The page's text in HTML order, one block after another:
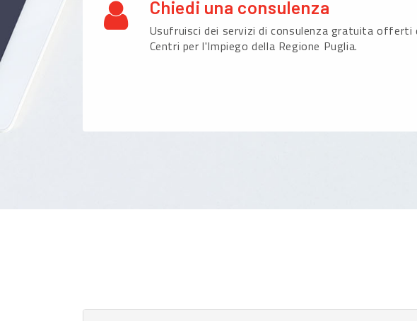
Chiedi una consulenza
Usufruisci dei servizi di consulenza gratuita offerti
Centri per l'Impiego della Regione Puglia.